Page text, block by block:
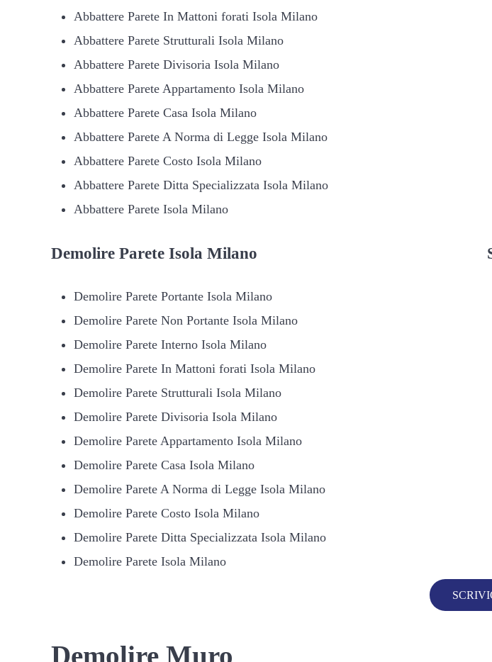
Abbattere Parete In Mattoni forati Isola Milano
Abbattere Parete Strutturali Isola Milano
Abbattere Parete Divisoria Isola Milano
Abbattere Parete Appartamento Isola Milano
Abbattere Parete Casa Isola Milano
Abbattere Parete A Norma di Legge Isola Milano
Abbattere Parete Costo Isola Milano
Abbattere Parete Ditta Specializzata Isola Milano
Abbattere Parete Isola Milano
Demolire Parete Isola Milano
Demolire Parete Portante Isola Milano
Demolire Parete Non Portante Isola Milano
Demolire Parete Interno Isola Milano
Demolire Parete In Mattoni forati Isola Milano
Demolire Parete Strutturali Isola Milano
Demolire Parete Divisoria Isola Milano
Demolire Parete Appartamento Isola Milano
Demolire Parete Casa Isola Milano
Demolire Parete A Norma di Legge Isola Milano
Demolire Parete Costo Isola Milano
Demolire Parete Ditta Specializzata Isola Milano
Demolire Parete Isola Milano
Demolire Muro